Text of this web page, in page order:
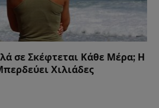
σε Σκέφτεται Κάθε Μέρα; Η
Χιλιάδες